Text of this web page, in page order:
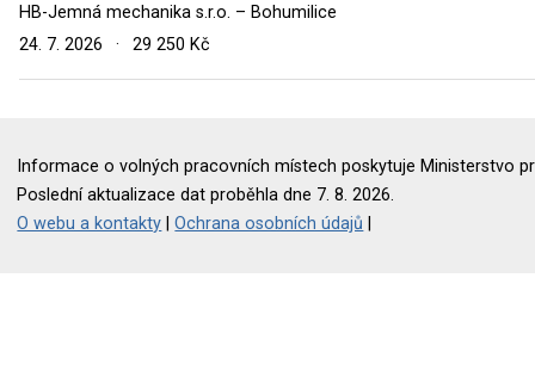
HB-Jemná mechanika s.r.o. – Bohumilice
24. 7. 2026
· 29 250 Kč
Informace o volných pracovních místech poskytuje Ministerstvo
Poslední aktualizace dat proběhla dne 7. 8. 2026.
O webu a kontakty |Ochrana osobních údajů